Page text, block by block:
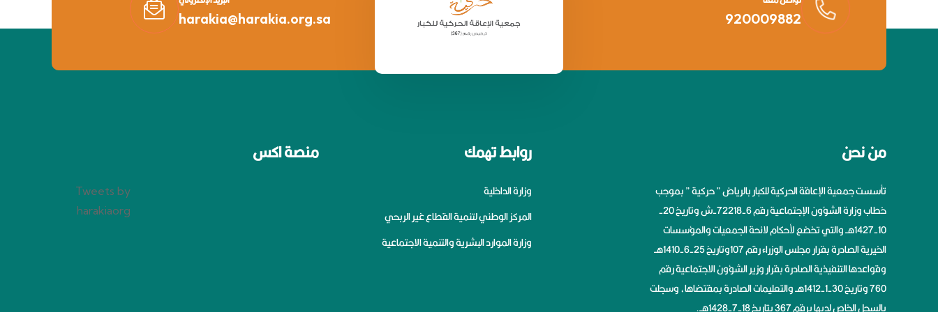
920009882
harakia@harakia.org.sa
من نحن
تأسست جمعية الإعاقة الحركية للكبار بالرياض ” حركية ” بموجب
خطاب وزارة الشؤون الإجتماعية رقم 6-72218-ش وتاريخ 20-
10-1427هــ والتي تخضع لأحكام لائحة الجمعيات والمؤسسات
الخيرية الصادرة بقرار مجلس الوزراء رقم 107وتاريخ 25-6-1410هــ
وقواعدها التنفيذية الصادرة بقرار وزير الشؤون الاجتماعية رقم
760 وتاريخ 30-1-1412هــ والتعليمات الصادرة بمقتضاها، وسجلت
بالسجل الخاص لديها برقم 367 بتاريخ 18-7-1428هــ.
روابط تهمك
وزارة الداخلية
المركز الوطني لتنمية القطاع غير الربحي
وزارة الموارد البشرية والتنمية الاجتماعية
منصة اكس
Tweets by
harakiaorg